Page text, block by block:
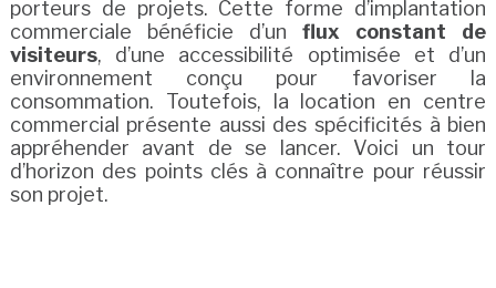
porteurs de projets. Cette forme d’implantation
commerciale bénéficie d’un flux constant de
visiteurs, d’une accessibilité optimisée et d’un
environnement conçu pour favoriser la
consommation. Toutefois, la location en centre
commercial présente aussi des spécificités à bien
appréhender avant de se lancer. Voici un tour
d’horizon des points clés à connaître pour réussir
son projet.